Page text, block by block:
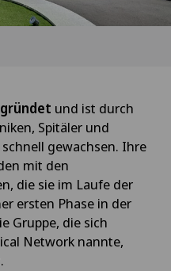
und ist durch
Spitäler und
gewachsen. Ihre
mit den
die sie im Laufe der
ersten Phase in der
Gruppe, die sich
Network nannte,